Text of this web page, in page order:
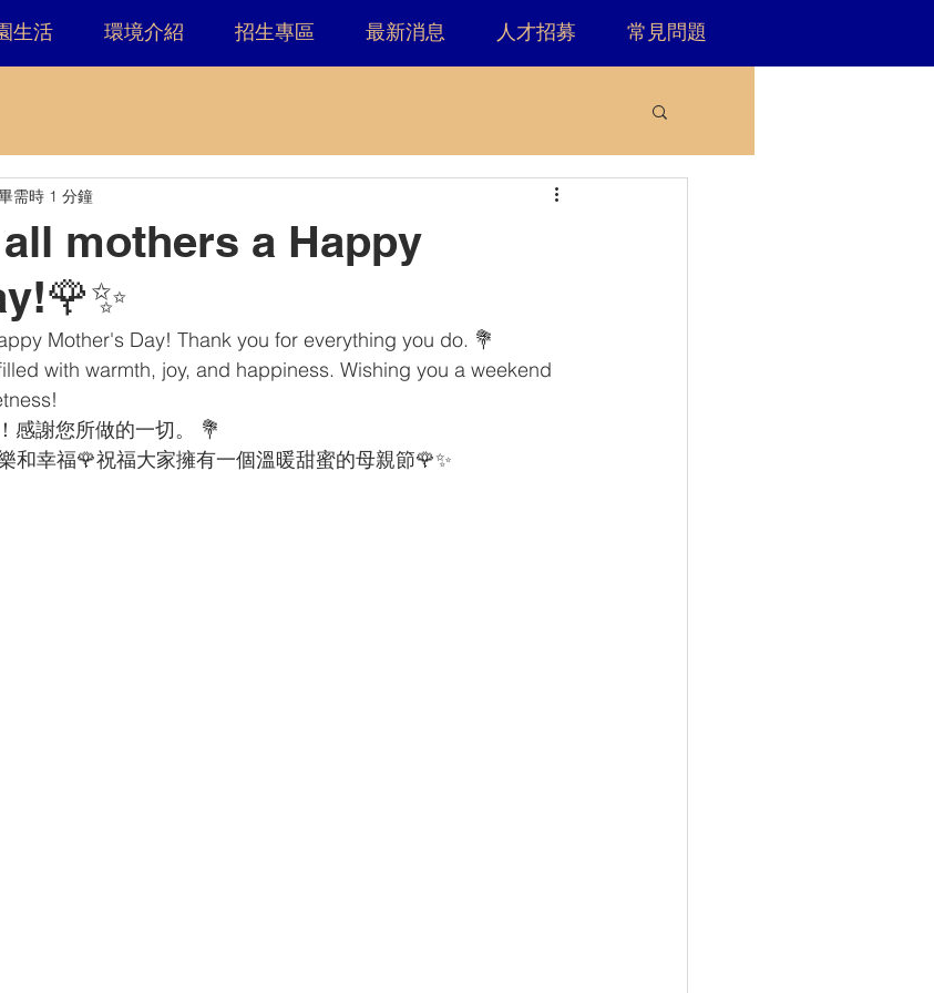
生活 環境介紹 招生專區 最新消息 人才招募 常見問題
mothers a Happy
需時 1 分鐘
Mother's Day! Thank you for everything you do. 💐
with warmth, joy, and happiness. Wishing you a weekend
感謝您所做的一切。 💐
和幸福🌹祝福大家擁有一個溫暖甜蜜的母親節🌹✨